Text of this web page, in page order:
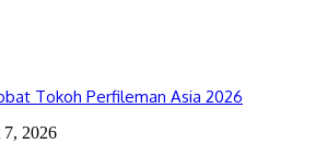
Tokoh Perfileman Asia 2026
2026